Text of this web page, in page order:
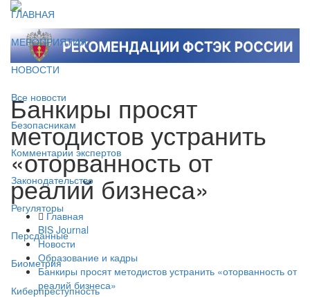
ГЛАВНАЯ
МЕРОПРИЯТИЯ
НОВОСТИ
Все новости
Безопасникам
Комментарии экспертов
Законодательство
Регуляторы
Персданные
Биометрия
Киберпреступность
Банкиры просят
методистов устранить
«оторванность от
реалий бизнеса»
Главная
BIS Journal
Новости
Образование и кадры
Банкиры просят методистов устранить «оторванность от
реалий бизнеса»